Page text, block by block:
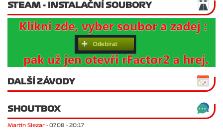
STEAM - INSTALAČNÍ SOUBORY
DALŠÍ ZÁVODY
SHOUTBOX
Martin Slezar - 07.08 - 20:17